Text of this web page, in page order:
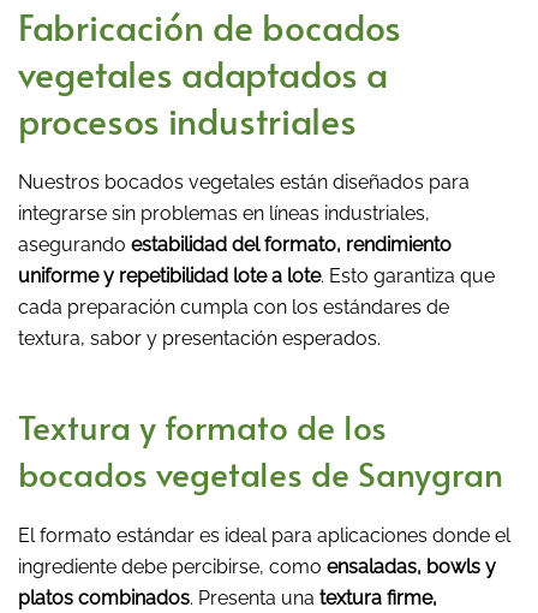
Fabricación de bocados
vegetales adaptados a
procesos industriales
Nuestros bocados vegetales están diseñados para
integrarse sin problemas en líneas industriales,
asegurando estabilidad del formato, rendimiento
uniforme y repetibilidad lote a lote. Esto garantiza que
cada preparación cumpla con los estándares de
textura, sabor y presentación esperados.
Textura y formato de los
bocados vegetales de Sanygran
El formato estándar es ideal para aplicaciones donde el
ingrediente debe percibirse, como ensaladas, bowls y
platos combinados. Presenta una textura firme,